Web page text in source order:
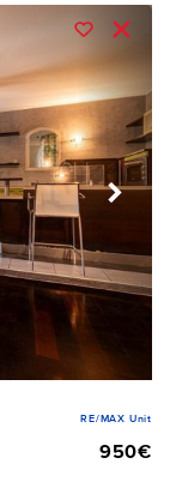
RE/MAX Unit
950€